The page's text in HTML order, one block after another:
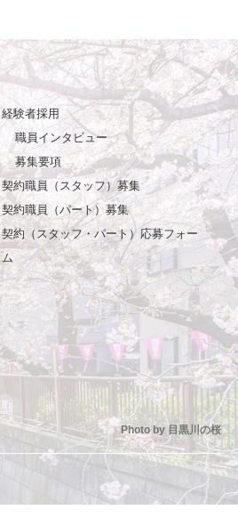
経験者採用
職員インタビュー
募集要項
契約職員（スタッフ）募集
契約職員（パート）募集
契約（スタッフ・パート）応募フォー
ム